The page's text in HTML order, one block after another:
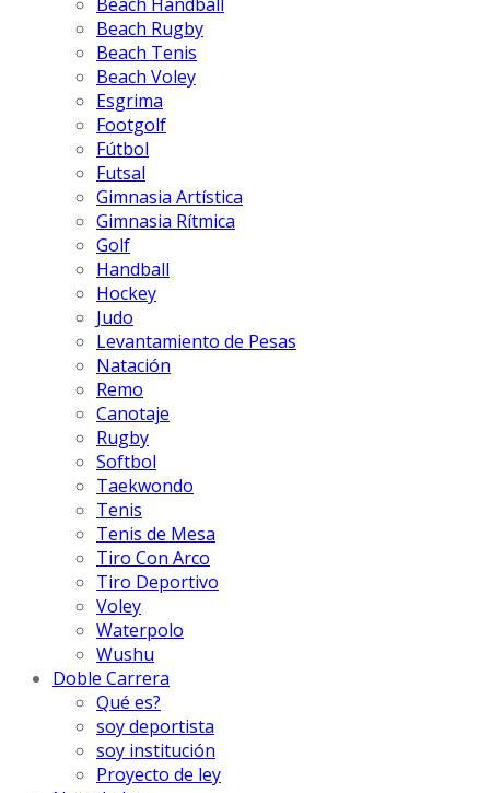
Beach Rugby
Beach Tenis
Beach Voley
Esgrima
Footgolf
Fútbol
Futsal
Gimnasia Artística
Gimnasia Rítmica
Golf
Handball
Hockey
Judo
Levantamiento de Pesas
Natación
Remo
Canotaje
Rugby
Softbol
Taekwondo
Tenis
Tenis de Mesa
Tiro Con Arco
Tiro Deportivo
Voley
Waterpolo
Wushu
Doble Carrera
Qué es?
soy deportista
soy institución
Proyecto de ley